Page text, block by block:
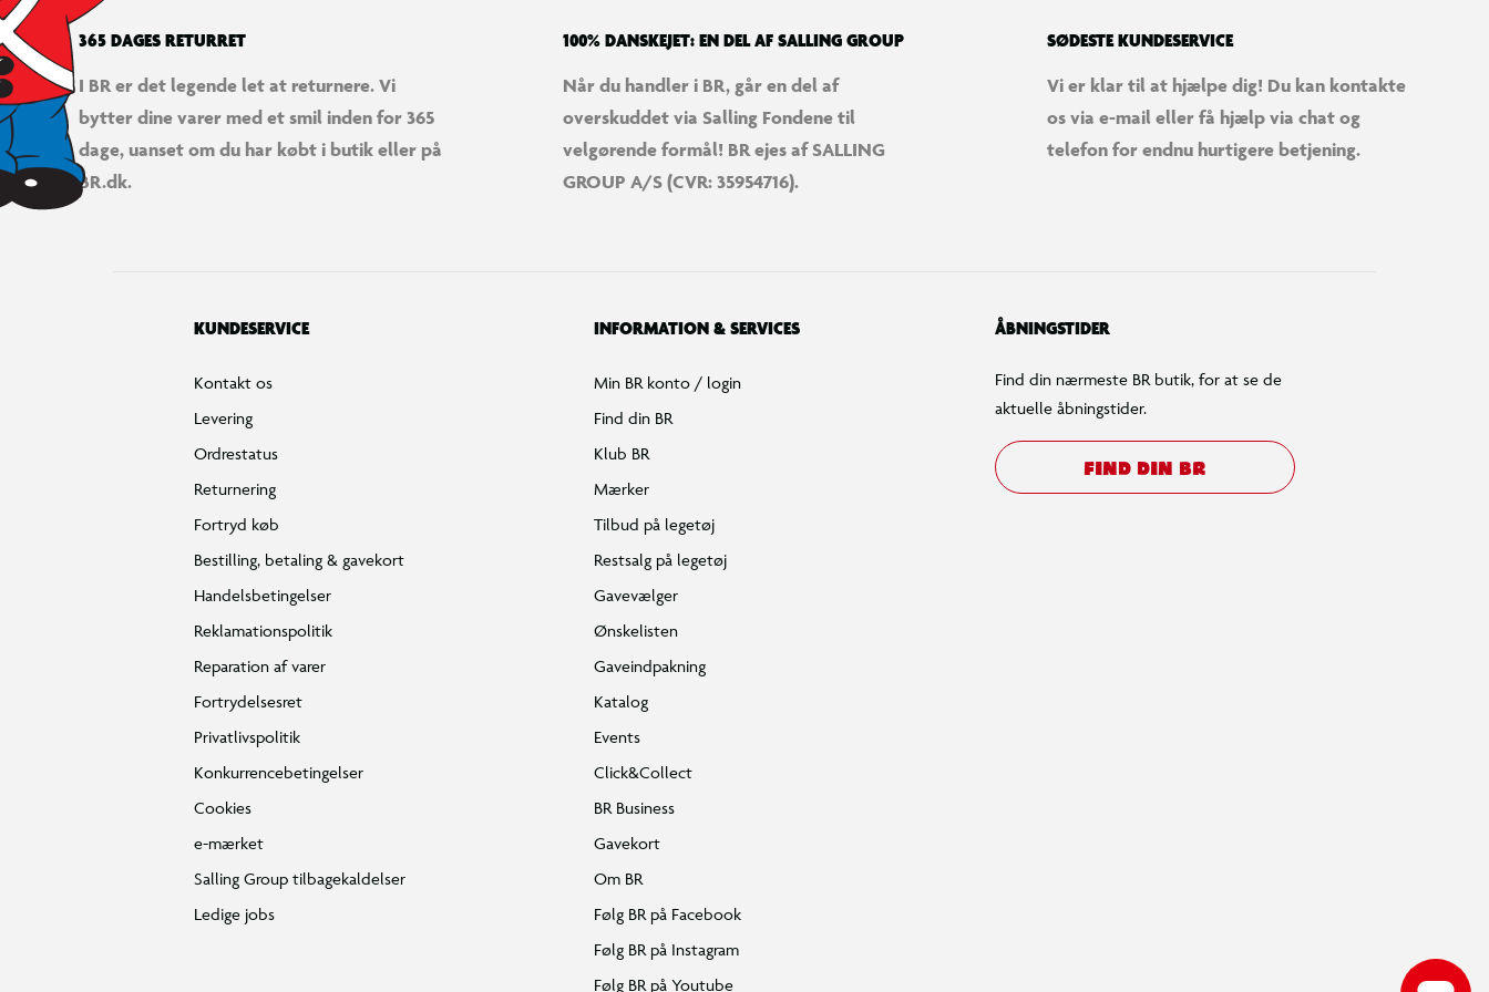
365 DAGES RETURRET
I BR er det legende let at returnere. Vi
bytter dine varer med et smil inden for 365
dage, uanset om du har købt i butik eller på
BR.dk.
100% DANSKEJET: EN DEL AF SALLING GROUP
Når du handler i BR, går en del af
overskuddet via Salling Fondene til
velgørende formål! BR ejes af SALLING
GROUP A/S (CVR: 35954716).
SØDESTE KUNDESERVICE
Vi er klar til at hjælpe dig! Du kan kontakte
os via e-mail eller få hjælp via chat og
telefon for endnu hurtigere betjening.
KUNDESERVICE
Kontakt os
Levering
Ordrestatus
Returnering
Fortryd køb
Bestilling, betaling & gavekort
Handelsbetingelser
Reklamationspolitik
Reparation af varer
Fortrydelsesret
Privatlivspolitik
Konkurrencebetingelser
Cookies
e-mærket
Salling Group tilbagekaldelser
Ledige jobs
INFORMATION & SERVICES
Min BR konto / login
Find din BR
Klub BR
Mærker
Tilbud på legetøj
Restsalg på legetøj
Gavevælger
Ønskelisten
Gaveindpakning
Katalog
Events
Click&Collect
BR Business
Gavekort
Om BR
Følg BR på Facebook
Følg BR på Instagram
Følg BR på Youtube
ÅBNINGSTIDER
Find din nærmeste BR butik, for at se de
aktuelle åbningstider.
FIND DIN BR